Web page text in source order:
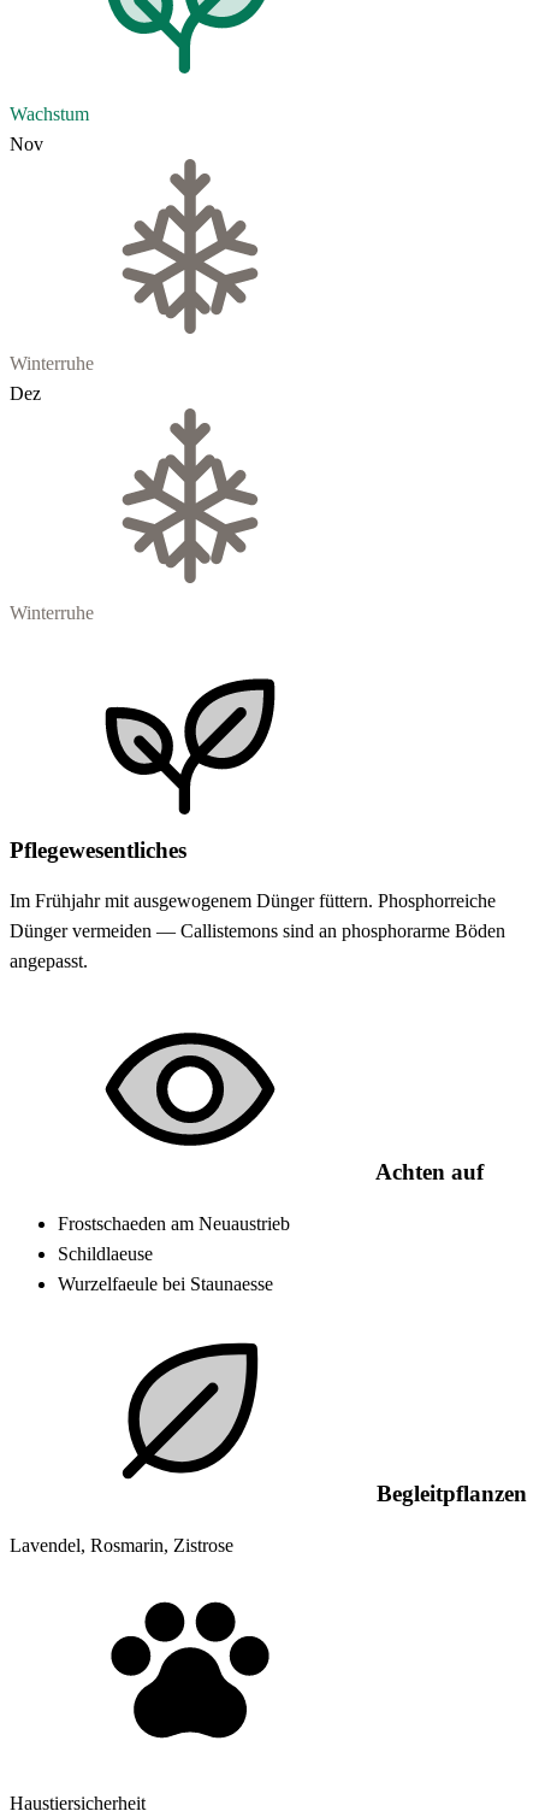
Wachstum
Nov
Winterruhe
Dez
Winterruhe
Pflegewesentliches
Im Frühjahr mit ausgewogenem Dünger füttern. Phosphorreiche
Dünger vermeiden — Callistemons sind an phosphorarme Böden
angepasst.
Achten auf
Frostschaeden am Neuaustrieb
Schildlaeuse
Wurzelfaeule bei Staunaesse
Begleitpflanzen
Lavendel, Rosmarin, Zistrose
Haustiersicherheit